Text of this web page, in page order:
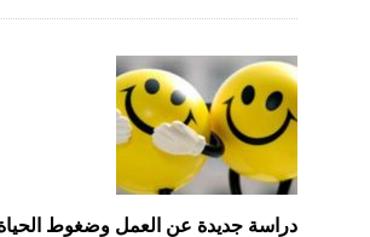
دراسة جديدة عن العمل وضغوط